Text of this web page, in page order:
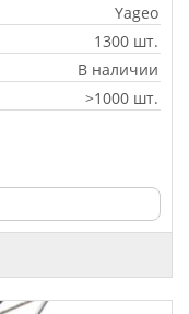
Yageo
1300 шт.
В наличии
>1000 шт.